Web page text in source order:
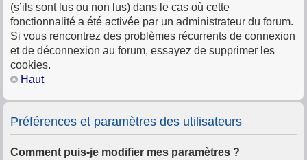
(s’ils sont lus ou non lus) dans le cas où cette
fonctionnalité a été activée par un administrateur du forum.
Si vous rencontrez des problèmes récurrents de connexion
et de déconnexion au forum, essayez de supprimer les
cookies.
Haut
Préférences et paramètres des utilisateurs
Comment puis-je modifier mes paramètres ?